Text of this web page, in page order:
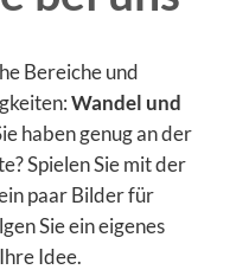
Bereiche und
Wandel und
haben genug an der
Spielen Sie mit der
paar Bilder für
Sie ein eigenes
Idee.